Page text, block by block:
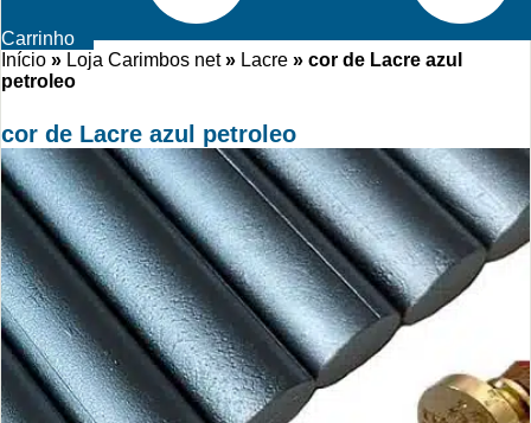
Carrinho
Início » Loja Carimbos net» Lacre » cor de Lacre azul
petroleo
cor de Lacre azul petroleo